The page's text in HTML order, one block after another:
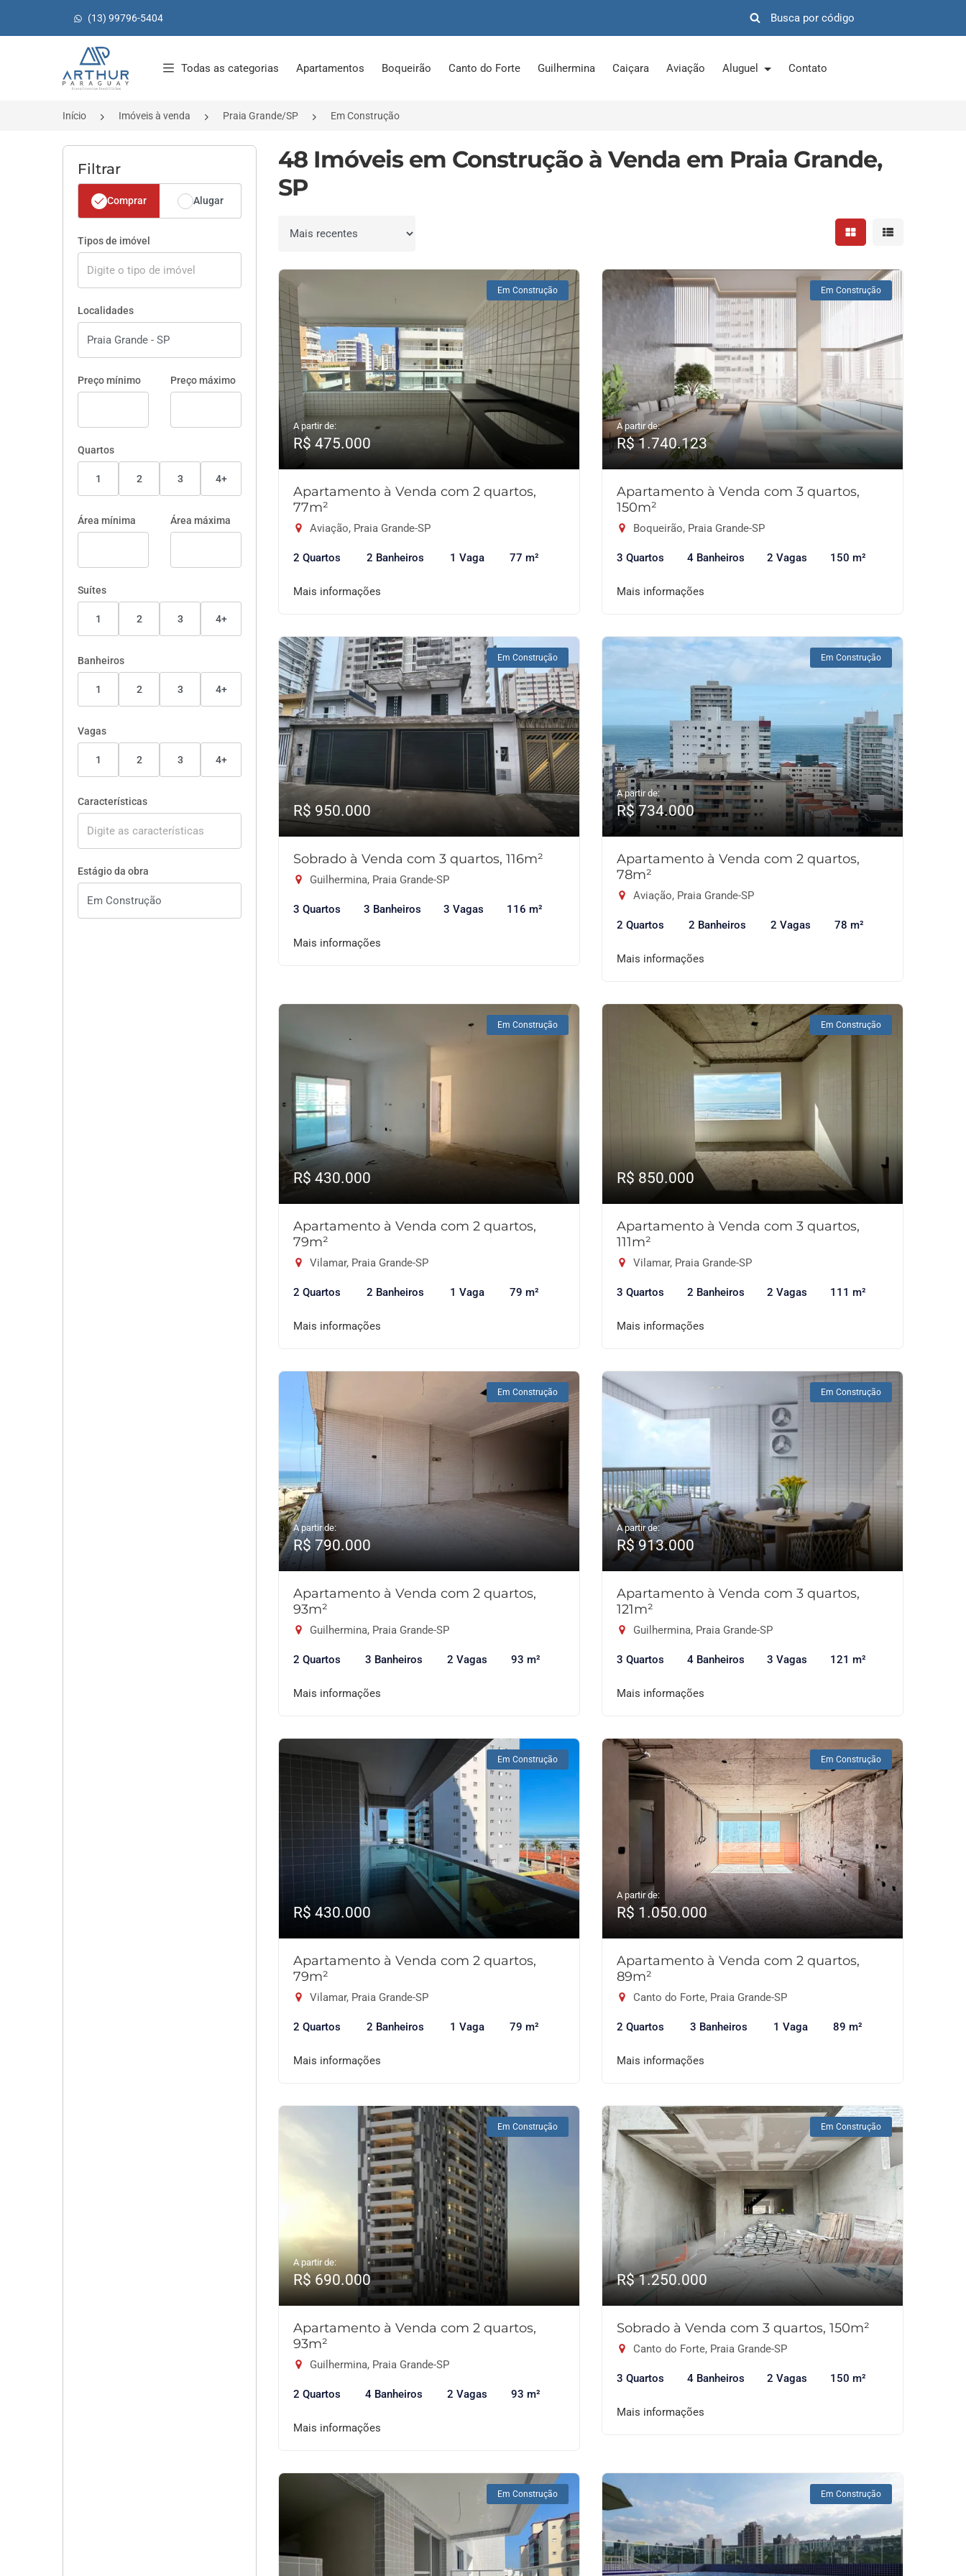
(13) 99796-5404
Página inicial
Todas as categorias Apartamentos Boqueirão Canto do Forte Guilhermina Caiçara Aviação Aluguel Contato
Início Imóveis à venda Praia Grande/SP Em Construção
Filtrar
Comprar Alugar
Tipos de imóvel
Localidades
Preço mínimo Preço máximo
Quartos
1 2 3 4+
Área mínima Área máxima
Suítes
1 2 3 4+
Banheiros
1 2 3 4+
Vagas
1 2 3 4+
Características
Estágio da obra
48 Imóveis em Construção à Venda em Praia Grande,
SP
Ordenar por Mostrar resultados em
Mostrar
Em Construção
A partir de:
R$ 475.000
Apartamento à Venda com 2 quartos,
77m²
Aviação, Praia Grande-SP
2 Quartos 2 Banheiros 1 Vaga 77 m²
Mais informações
Em Construção
A partir de:
R$ 1.740.123
Apartamento à Venda com 3 quartos,
150m²
Boqueirão, Praia Grande-SP
3 Quartos 4 Banheiros 2 Vagas 150 m²
Mais informações
Em Construção
R$ 950.000
Sobrado à Venda com 3 quartos, 116m²
Guilhermina, Praia Grande-SP
3 Quartos 3 Banheiros 3 Vagas 116 m²
Mais informações
Em Construção
A partir de:
R$ 734.000
Apartamento à Venda com 2 quartos,
78m²
Aviação, Praia Grande-SP
2 Quartos 2 Banheiros 2 Vagas 78 m²
Mais informações
Em Construção
R$ 430.000
Apartamento à Venda com 2 quartos,
79m²
Vilamar, Praia Grande-SP
2 Quartos 2 Banheiros 1 Vaga 79 m²
Mais informações
Em Construção
R$ 850.000
Apartamento à Venda com 3 quartos,
111m²
Vilamar, Praia Grande-SP
3 Quartos 2 Banheiros 2 Vagas 111 m²
Mais informações
Em Construção
A partir de:
R$ 790.000
Apartamento à Venda com 2 quartos,
93m²
Guilhermina, Praia Grande-SP
2 Quartos 3 Banheiros 2 Vagas 93 m²
Mais informações
Em Construção
A partir de:
R$ 913.000
Apartamento à Venda com 3 quartos,
121m²
Guilhermina, Praia Grande-SP
3 Quartos 4 Banheiros 3 Vagas 121 m²
Mais informações
Em Construção
R$ 430.000
Apartamento à Venda com 2 quartos,
79m²
Vilamar, Praia Grande-SP
2 Quartos 2 Banheiros 1 Vaga 79 m²
Mais informações
Em Construção
A partir de:
R$ 1.050.000
Apartamento à Venda com 2 quartos,
89m²
Canto do Forte, Praia Grande-SP
2 Quartos 3 Banheiros 1 Vaga 89 m²
Mais informações
Em Construção
A partir de:
R$ 690.000
Apartamento à Venda com 2 quartos,
93m²
Guilhermina, Praia Grande-SP
2 Quartos 4 Banheiros 2 Vagas 93 m²
Mais informações
Em Construção
R$ 1.250.000
Sobrado à Venda com 3 quartos, 150m²
Canto do Forte, Praia Grande-SP
3 Quartos 4 Banheiros 2 Vagas 150 m²
Mais informações
Em Construção Em Construção